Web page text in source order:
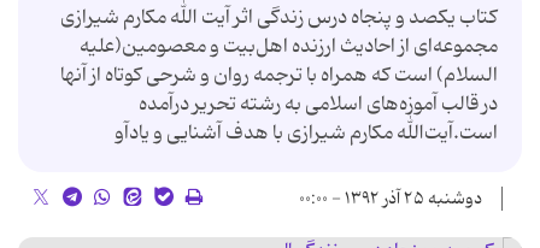
کتاب یکصد و پنجاه درس زندگی اثر آیت الله مکارم شیرازی
مجموعه‌ای از احادیث ارزنده اهل‌بیت و معصومین(علیه
السلام) است که همراه با ترجمه روان و شرحی کوتاه از آنها
در قالب آموزه‌های اسلامی به رشته تحریر درآمده
‌است.آیت‌الله‌ مکارم شیرازی با هدف آشنایی و یادآو
دوشنبه ۲۵ آذر ۱۳۹۲ - ۰۰:۰۰